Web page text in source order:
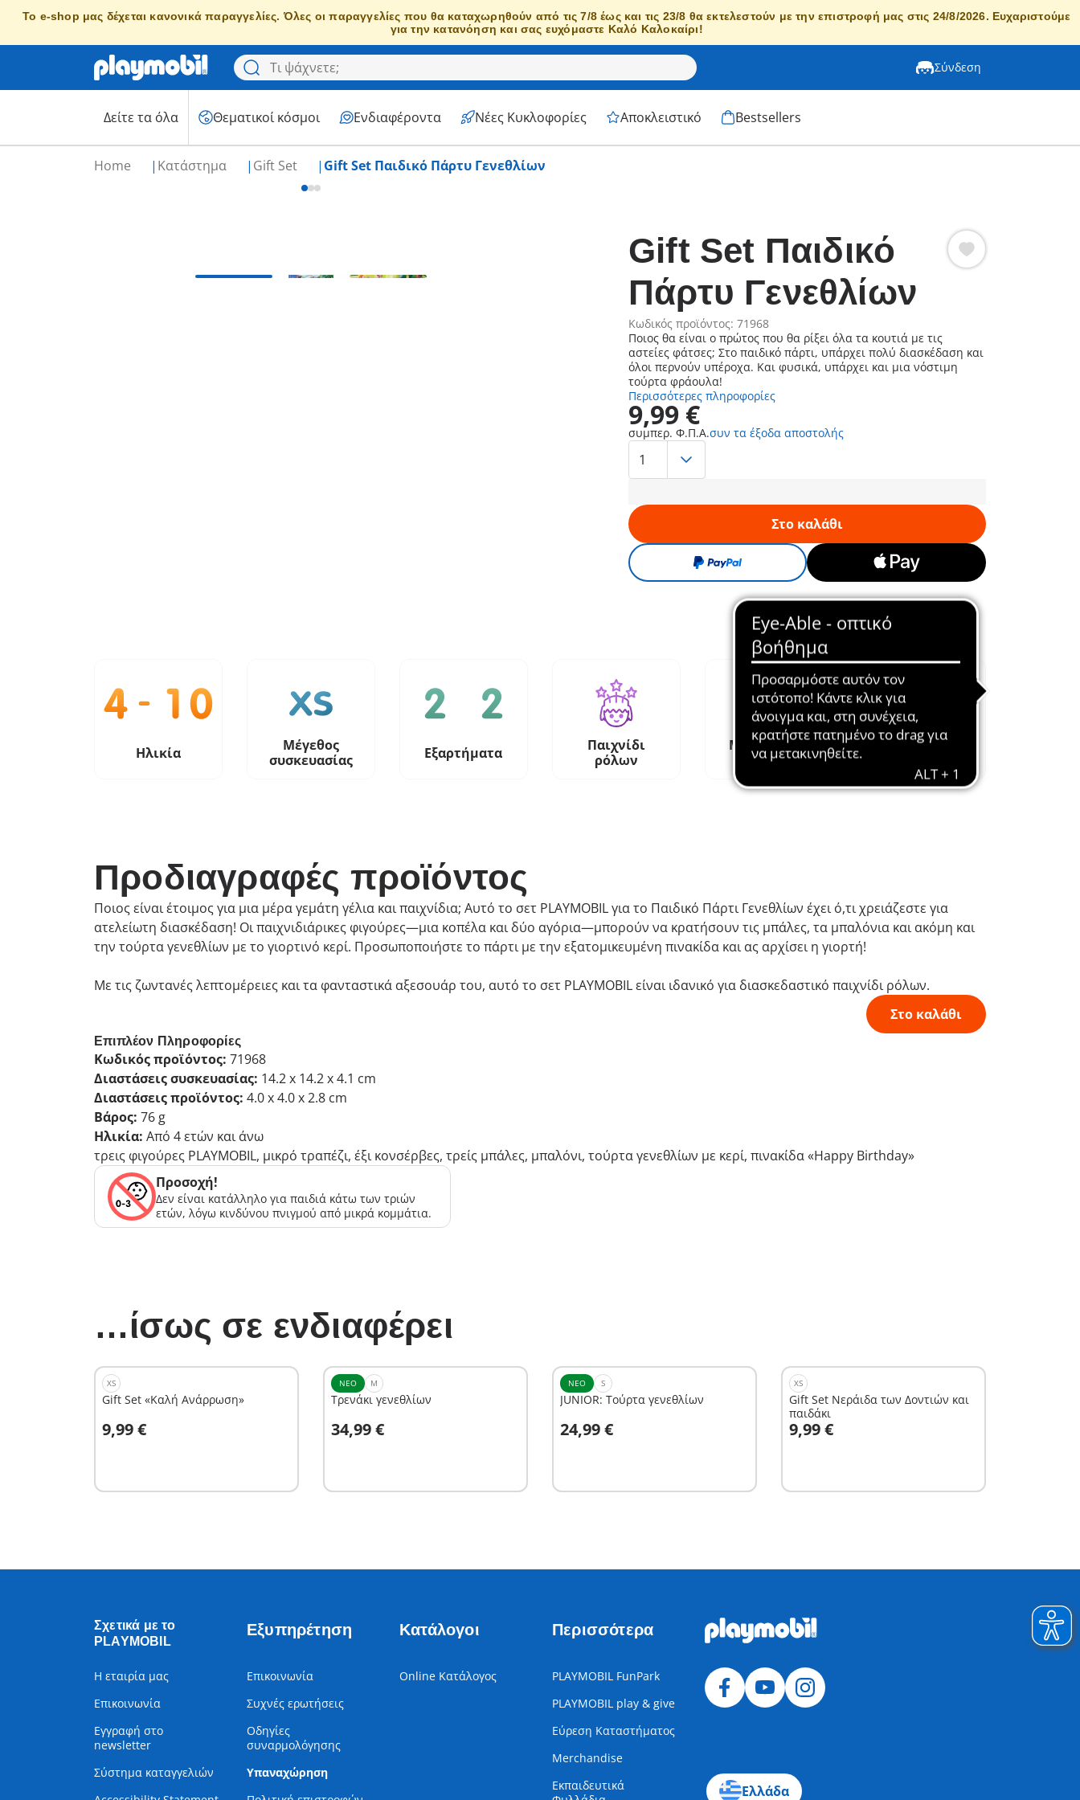
Το e-shop μας δέχεται κανονικά παραγγελίες. Όλες οι παραγγελίες που θα καταχωρηθούν από τις 7/8 έως και τις 23/8 θα εκτελεστούν με την επιστροφή μας στις 24/8/2026. Ευχαριστούμε
για την κατανόηση και σας ευχόμαστε Καλό Καλοκαίρι!
Σύνδεση
Δείτε τα όλα Θεματικοί κόσμοι Ενδιαφέροντα Νέες Κυκλοφορίες Αποκλειστικό Bestsellers
Home Κατάστημα Gift Set Gift Set Παιδικό Πάρτυ Γενεθλίων
Gift Set Παιδικό
Πάρτυ Γενεθλίων
Κωδικός προϊόντος: 71968
Ποιος θα είναι ο πρώτος που θα ρίξει όλα τα κουτιά με τις
αστείες φάτσες; Στο παιδικό πάρτι, υπάρχει πολύ διασκέδαση και
όλοι περνούν υπέροχα. Και φυσικά, υπάρχει και μια νόστιμη
τούρτα φράουλα!
Περισσότερες πληροφορίες
9,99 €
συμπερ. Φ.Π.Α.συν τα έξοδα αποστολής
Στο καλάθι
Ηλικία
Μέγεθος
συσκευασίας
Εξαρτήματα
Παιχνίδι
ρόλων
Μαζί από το
1974
Καλλιεργεί τη
Προδιαγραφές προϊόντος
Ποιος είναι έτοιμος για μια μέρα γεμάτη γέλια και παιχνίδια; Αυτό το σετ PLAYMOBIL για το Παιδικό Πάρτι Γενεθλίων έχει ό,τι χρειάζεστε για
ατελείωτη διασκέδαση! Οι παιχνιδιάρικες φιγούρες—μια κοπέλα και δύο αγόρια—μπορούν να κρατήσουν τις μπάλες, τα μπαλόνια και ακόμη και
την τούρτα γενεθλίων με το γιορτινό κερί. Προσωποποιήστε το πάρτι με την εξατομικευμένη πινακίδα και ας αρχίσει η γιορτή!
Με τις ζωντανές λεπτομέρειες και τα φανταστικά αξεσουάρ του, αυτό το σετ PLAYMOBIL είναι ιδανικό για διασκεδαστικό παιχνίδι ρόλων.
Στο καλάθι
Επιπλέον Πληροφορίες
Κωδικός προϊόντος: 71968
Διαστάσεις συσκευασίας: 14.2 x 14.2 x 4.1 cm
Διαστάσεις προϊόντος: 4.0 x 4.0 x 2.8 cm
Βάρος: 76 g
Ηλικία: Από 4 ετών και άνω
τρεις φιγούρες PLAYMOBIL, μικρό τραπέζι, έξι κονσέρβες, τρείς μπάλες, μπαλόνι, τούρτα γενεθλίων με κερί, πινακίδα «Happy Birthday»
Προσοχή!
Δεν είναι κατάλληλο για παιδιά κάτω των τριών
ετών, λόγω κινδύνου πνιγμού από μικρά κομμάτια.
…ίσως σε ενδιαφέρει
XS
Gift Set «Καλή Ανάρρωση»
9,99 €Στο καλάθι
ΝΈΟ M
Τρενάκι γενεθλίων
34,99 €
Στο καλάθι
ΝΈΟ S
JUNIOR: Τούρτα γενεθλίων
24,99 €
Στο καλάθι
XS
Gift Set Νεράιδα των Δοντιών και
παιδάκι
9,99 €Στο καλάθι
Σχετικά με το
PLAYMOBIL
Η εταιρία μας
Επικοινωνία
Εγγραφή στο
newsletter
Σύστημα καταγγελιών
Εξυπηρέτηση
Επικοινωνία
Συχνές ερωτήσεις
Οδηγίες
συναρμολόγησης
Υπαναχώρηση
Κατάλογοι
Online Κατάλογος
Περισσότερα
PLAYMOBIL FunPark
PLAYMOBIL play & give
Εύρεση Καταστήματος
Merchandise
Εκπαιδευτικά
Ελλάδα